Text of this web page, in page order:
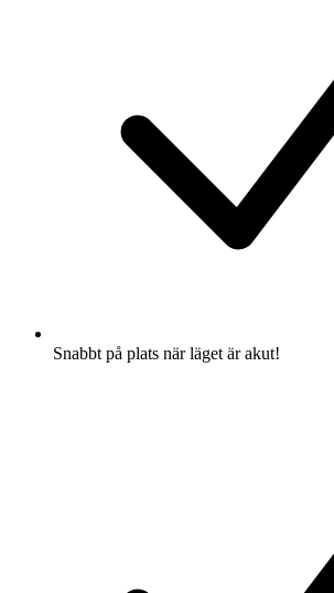
Snabbt på plats när läget är akut!